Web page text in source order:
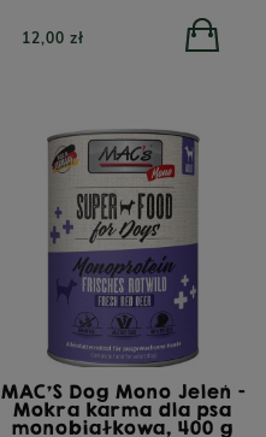
12,00 zł
MAC'S Dog Mono Jeleń -
Mokra karma dla psa
monobiałkowa, 400 g